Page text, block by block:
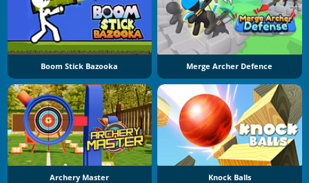
Boom Stick Bazooka Merge Archer Defence
Archery Master Knock Balls